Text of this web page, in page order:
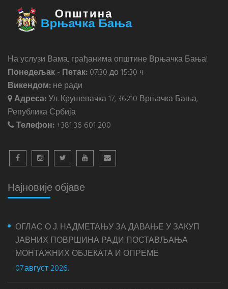
На услузи Вама, грађанима општине Врњачка Бања!
Понедељак - Петак:07:30 до 15:30 ч
Викендом:не ради
Адреса:Ул. Крушевачка 17, 36210 Врњачка Бања,
Република Србија
Телефон:+381 36 601 200
Најновије објаве
ОГЛАС О Ј. НАДМЕТАЊУ ЗА ДАВАЊЕ У ЗАКУП
ЈАВНИХ ПОВРШИНА РАДИ ПОСТАВЉАЊА
МОНТАЖНИХ ОБЈЕКАТА И ОПРЕМЕ
07.август 2026.